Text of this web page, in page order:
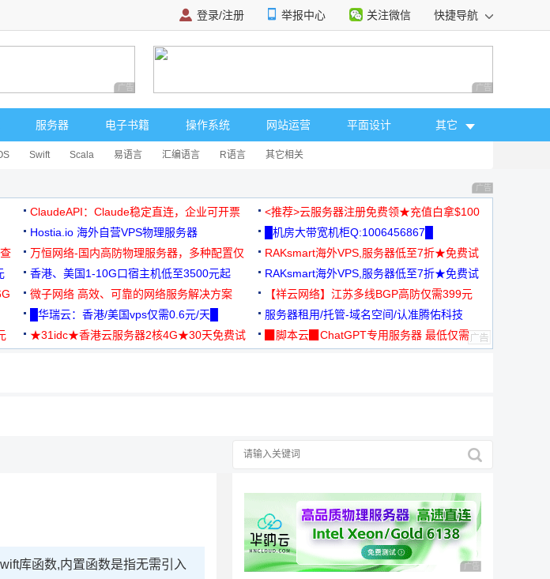
登录/注册 举报中心 关注微信 快捷导航
广告 商业广告，理性选择 广告 商业广告，理
服务器 电子书籍 操作系统 网站运营 平面设计 其它
Swift Scala 易语言 汇编语言 R语言 其它相关
广告 商业广告，理
ClaudeAPI：Claude稳定直连，企业可开票
<推荐>云服务器注册免费领★充值白拿$100
Hostia.io 海外自营VPS物理服务器
█机房大带宽机柜Q:1006456867█
万恒网络-国内高防物理服务器，多种配置仅
99元/月起
RAKsmart海外VPS,服务器低至7折★免费试
用★
香港、美国1-10G口宿主机低至3500元起
RAKsmart海外VPS,服务器低至7折★免费试
用★
微子网络 高效、可靠的网络服务解决方案
【祥云网络】江苏多线BGP高防仅需399元
█华瑞云：香港/美国vps仅需0.6元/天█
服务器租用/托管-域名空间/认准腾佑科技
★31idc★香港云服务器2核4G★30天免费试
▉脚本云▉ChatGPT专用服务器 最低仅需
库函数,内置函数是指无需引入
广告 商业广告，理性